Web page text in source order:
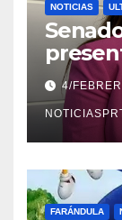
NOTICIAS
4/
FARÁNDULA